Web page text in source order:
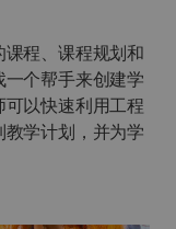
程、课程规划和
个帮手来创建学
以快速利用工程
学计划，并为学